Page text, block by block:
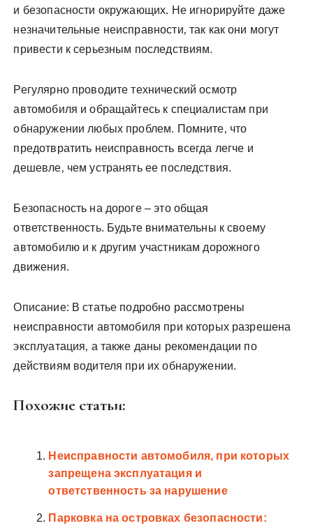
и безопасности окружающих. Не игнорируйте даже
незначительные неисправности‚ так как они могут
привести к серьезным последствиям.
Регулярно проводите технический осмотр
автомобиля и обращайтесь к специалистам при
обнаружении любых проблем. Помните‚ что
предотвратить неисправность всегда легче и
дешевле‚ чем устранять ее последствия.
Безопасность на дороге – это общая
ответственность. Будьте внимательны к своему
автомобилю и к другим участникам дорожного
движения.
Описание: В статье подробно рассмотрены
неисправности автомобиля при которых разрешена
эксплуатация‚ а также даны рекомендации по
действиям водителя при их обнаружении.
Похожие статьи:
Неисправности автомобиля‚ при которых
запрещена эксплуатация и
ответственность за нарушение
Парковка на островках безопасности: